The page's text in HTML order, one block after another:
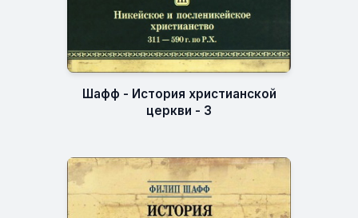
Шафф - История христианской
церкви - 3